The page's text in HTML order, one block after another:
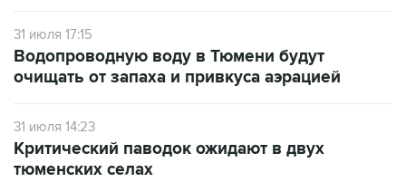
31 июля 17:15
Водопроводную воду в Тюмени будут
очищать от запаха и привкуса аэрацией
31 июля 14:23
Критический паводок ожидают в двух
тюменских селах